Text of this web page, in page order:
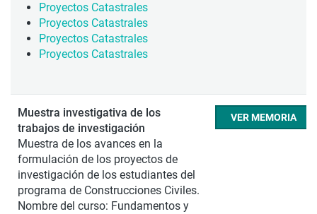
Proyectos Catastrales
Proyectos Catastrales
Proyectos Catastrales
Proyectos Catastrales
Muestra investigativa de los
trabajos de investigación
Muestra de los avances en la
formulación de los proyectos de
investigación de los estudiantes del
programa de Construcciones Civiles.
Nombre del curso: Fundamentos y
VER MEMORIA